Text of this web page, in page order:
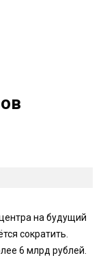
на будущий
сократить.
6 млрд рублей.